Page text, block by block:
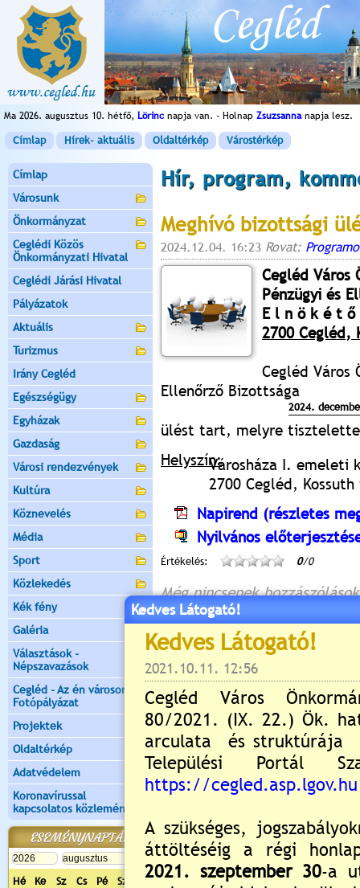
Ma 2026. augusztus 10. hétfő, Lörinc napja van. - Holnap Zsuzsannanapja lesz.
Címlap Hírek- aktuális Oldaltérkép Várostérkép
Címlap
Városunk
Önkormányzat
Ceglédi Közös
Önkormányzati Hivatal
Ceglédi Járási Hivatal
Pályázatok
Aktuális
Turizmus
Irány Cegléd
Egészségügy
Egyházak
Gazdaság
Városi rendezvények
Kultúra
Köznevelés
Média
Sport
Közlekedés
Kék fény
Galéria
Választások -
Népszavazások
Cegléd - Az én városom -
Fotópályázat
Projektek
Oldaltérkép
Adatvédelem
Koronavírussal
kapcsolatos közlemények
ESEMÉNYNAPTÁR
Hé Ke Sz Cs Pé Sz
Va
Hír, program,
Meghívó bizottsági
2024.12.04. 16:23 Rovat:
Cegléd Város
Pénzügyi és
E l n ö k é t ő
2700 Cegléd,
Cegléd Város
Ellenőrző Bizottsága
2024.
ülést tart, melyre
Helyszín:Városháza I. emeleti
2700 Cegléd,
Napirend (részletes
Nyilvános
Értékelés: 0/0
Még nincsenek hozzászólások
Új hozzászólás:
Kérjük jelentkezzen be,
Kedves Látogató!